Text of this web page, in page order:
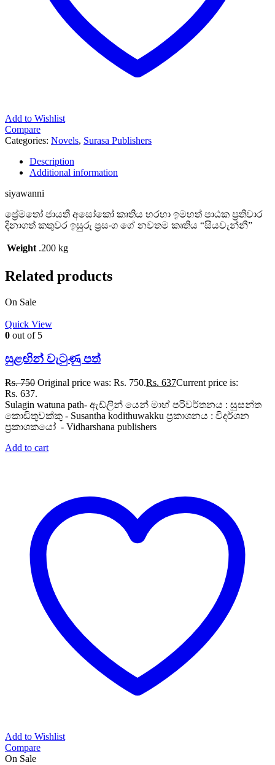
Add to Wishlist
Compare
Categories: Novels, Surasa Publishers
Description
Additional information
siyawanni
ප්‍රේමතෝ ජායතී අසෝකෝ කෘතිය හරහා ඉමහත් පාඨක ප්‍රතිචාර
දිනාගත් කතුවර ඉසුරු ප්‍රසංග ගේ නවතම කෘතිය “සියවැන්නී”
Weight .200 kg
Related products
On Sale
Quick View
0 out of 5
සුළඟින් වැටුණු පත්
Rs.750 Original price was: Rs. 750.Rs. 637Current price is:
Rs. 637.
Sulagin watuna path- ඇඩ්ලින් යෙන් මාහ් පරිවර්තනය : සුසන්ත
කොඩිතුවක්කු - Susantha kodithuwakku ප්‍රකාශනය : විදර්ශන
ප්‍රකාශකයෝ - Vidharshana publishers
Add to cart
Add to Wishlist
Compare
On Sale